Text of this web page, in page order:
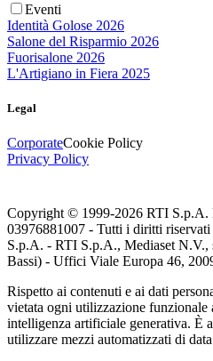
Eventi
Identità Golose 2026
Salone del Risparmio 2026
Fuorisalone 2026
L'Artigiano in Fiera 2025
Legal
CorporateCookie Policy
Privacy Policy
Copyright © 1999-2026 RTI S.p.A.
03976881007 - Tutti i diritti
S.p.A. - RTI S.p.A., Mediaset N.V.,
Bassi) - Uffici Viale Europa 46,
Rispetto ai contenuti e ai dati
vietata ogni utilizzazione funzionale
intelligenza artificiale generativa. È
utilizzare mezzi automatizzati di